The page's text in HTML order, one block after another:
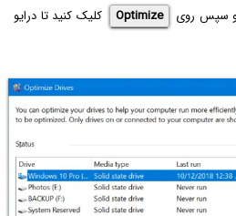
و سپس روی Optimize
کلیک کنید تا درایو